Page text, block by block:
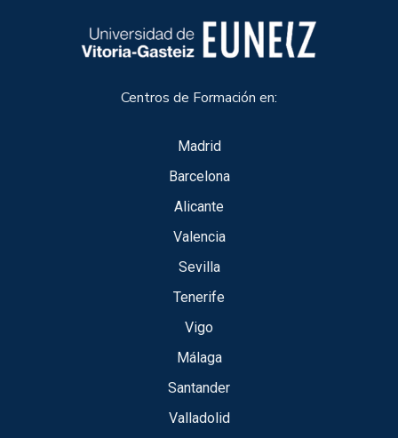
Centros de Formación en:
Madrid
Barcelona
Alicante
Valencia
Sevilla
Tenerife
Vigo
Málaga
Santander
Valladolid